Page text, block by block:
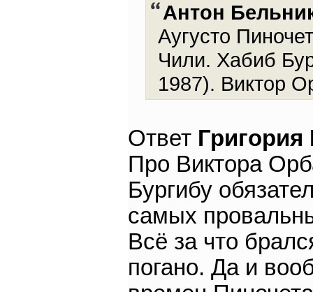
Антон
Аугусто
Чили. Хабиб
1987). Виктор
Ответ
Про Виктора
Бургибу
самых
Всё за что
погано. Да и